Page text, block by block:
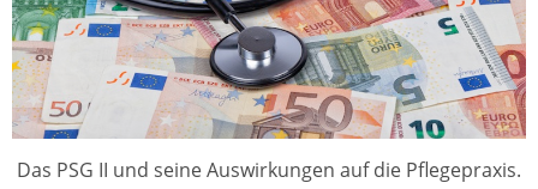
Das PSG II und seine Auswirkungen auf die Pflegepraxis.